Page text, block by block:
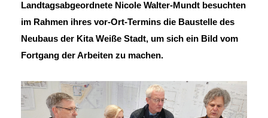
Landtagsabgeordnete Nicole Walter-Mundt besuchten
im Rahmen ihres vor-Ort-Termins die Baustelle des
Neubaus der Kita Weiße Stadt, um sich ein Bild vom
Fortgang der Arbeiten zu machen.